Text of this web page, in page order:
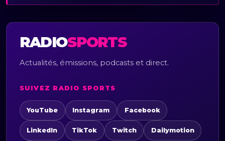
RADIOSPORTS
Actualités, émissions, podcasts et direct.
SUIVEZ RADIO SPORTS
YouTube Instagram Facebook
LinkedIn TikTok Twitch Dailymotion